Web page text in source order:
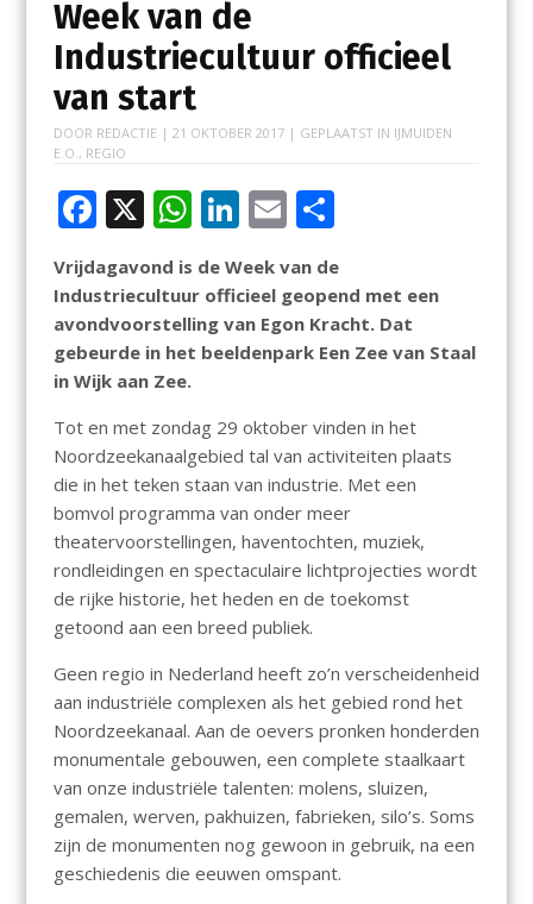
Week van de
Industriecultuur officieel
van start
DOOR REDACTIE | 21 OKTOBER 2017| GEPLAATST IN IJMUIDEN
E.O. , REGIO
F
e
b
o
o
k
X W
h
at
s
A
p
p
Li
k
e
dI
E
ai
l
D
e
n
Vrijdagavond is de Week van de
Industriecultuur officieel geopend met een
avondvoorstelling van Egon Kracht. Dat
gebeurde in het beeldenpark Een Zee van Staal
in Wijk aan Zee.
Tot en met zondag 29 oktober vinden in het
Noordzeekanaalgebied tal van activiteiten plaats
die in het teken staan van industrie. Met een
bomvol programma van onder meer
theatervoorstellingen, haventochten, muziek,
rondleidingen en spectaculaire lichtprojecties wordt
de rijke historie, het heden en de toekomst
getoond aan een breed publiek.
Geen regio in Nederland heeft zo’n verscheidenheid
aan industriële complexen als het gebied rond het
Noordzeekanaal. Aan de oevers pronken honderden
monumentale gebouwen, een complete staalkaart
van onze industriële talenten: molens, sluizen,
gemalen, werven, pakhuizen, fabrieken, silo’s. Soms
zijn de monumenten nog gewoon in gebruik, na een
geschiedenis die eeuwen omspant.